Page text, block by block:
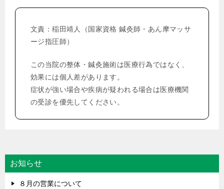
文責：稲田靖人（国家資格 鍼灸師・あん摩マッサ
ージ指圧師）
この当院の整体・鍼灸施術は医療行為ではなく、
効果には個人差があります。
症状が強い場合や疾病が疑われる場合は医療機関
の受診を優先してください。
お知らせ
８月の営業について